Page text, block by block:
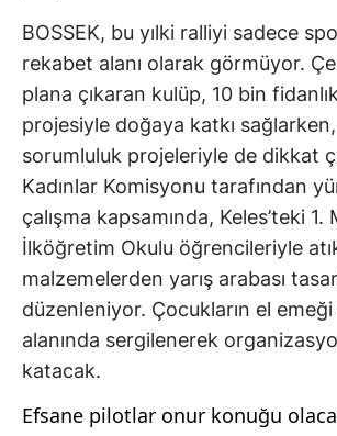
BOSSEK, bu yılki ralliyi sadece
rekabet alanı olarak görmüyor.
plana çıkaran kulüp, 10 bin
projesiyle doğaya katkı
sorumluluk projeleriyle de dikkat
Kadınlar Komisyonu tarafından
çalışma kapsamında, Keles’teki 1.
İlköğretim Okulu öğrencileriyle
malzemelerden yarış arabası
düzenleniyor. Çocukların el
alanında sergilenerek
katacak.
Efsane pilotlar onur konuğu